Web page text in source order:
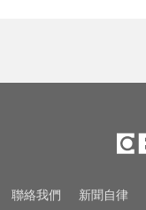
聯絡我們 新聞自律